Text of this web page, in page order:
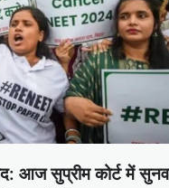
आज सुप्रीम कोर्ट में